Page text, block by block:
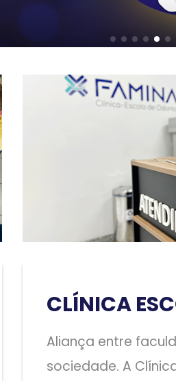
CLÍNICA
Aliança entre
sociedade. A